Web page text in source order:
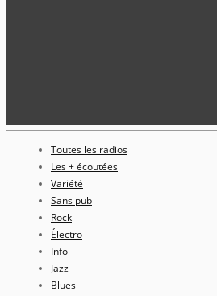
Toutes les radios
Les + écoutées
Variété
Sans pub
Rock
Électro
Info
Jazz
Blues